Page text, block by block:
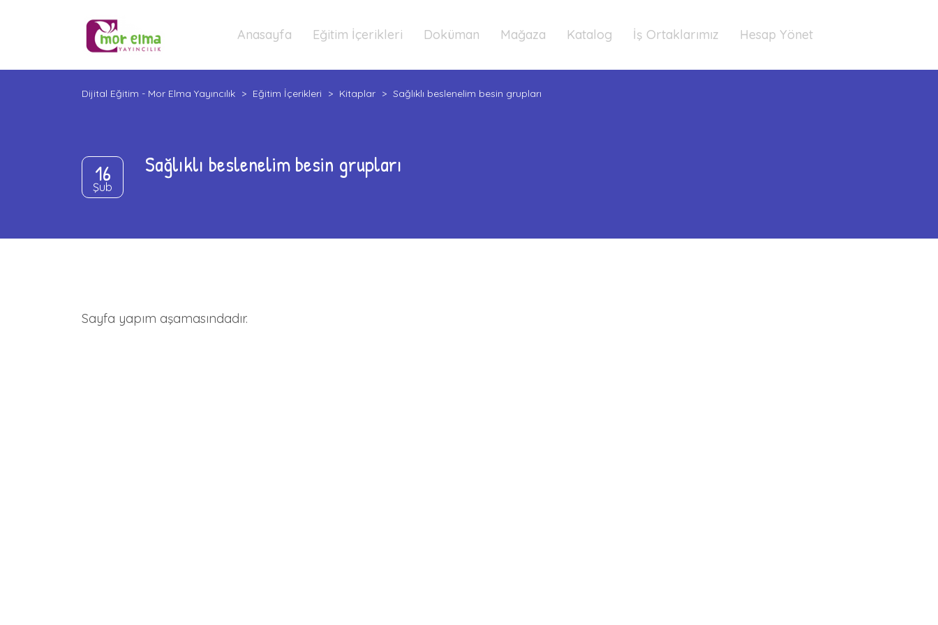
Anasayfa Eğitim İçerikleri Doküman Mağaza Katalog İş Ortaklarımız Hesap Yönet
Dijital Eğitim - Mor Elma Yayıncılık > Eğitim İçerikleri > Kitaplar > Sağlıklı beslenelim besin grupları
16
Şub
Sağlıklı beslenelim besin grupları
Sayfa yapım aşamasındadır.